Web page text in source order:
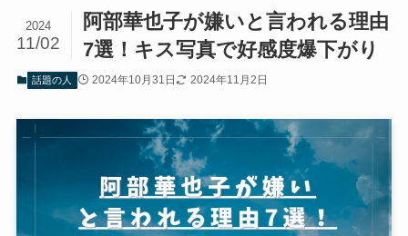
阿部華也子が嫌いと言われる理由
7選！キス写真で好感度爆下がり
2024
11/02
話題の人 2024年10月31日 2024年11月2日